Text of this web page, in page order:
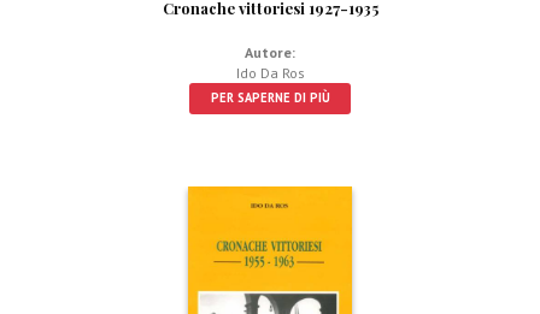
Cronache vittoriesi 1927-1935
Autore:
Ido Da Ros
PER SAPERNE DI PIÙ